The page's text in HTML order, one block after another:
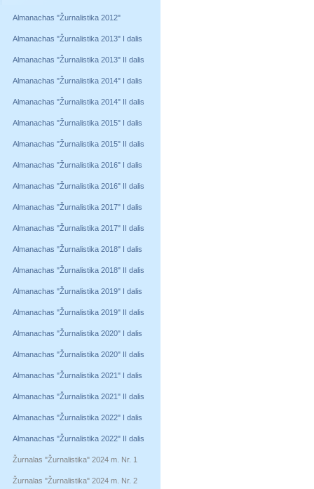
Almanachas "Žurnalistika 2012"
Almanachas "Žurnalistika 2013" I dalis
Almanachas "Žurnalistika 2013" II dalis
Almanachas "Žurnalistika 2014" I dalis
Almanachas "Žurnalistika 2014" II dalis
Almanachas "Žurnalistika 2015" I dalis
Almanachas "Žurnalistika 2015" II dalis
Almanachas "Žurnalistika 2016" I dalis
Almanachas "Žurnalistika 2016" II dalis
Almanachas "Žurnalistika 2017" I dalis
Almanachas "Žurnalistika 2017" II dalis
Almanachas "Žurnalistika 2018" I dalis
Almanachas "Žurnalistika 2018" II dalis
Almanachas "Žurnalistika 2019" I dalis
Almanachas "Žurnalistika 2019" II dalis
Almanachas "Žurnalistika 2020" I dalis
Almanachas "Žurnalistika 2020" II dalis
Almanachas "Žurnalistika 2021" I dalis
Almanachas "Žurnalistika 2021" II dalis
Almanachas "Žurnalistika 2022" I dalis
Almanachas "Žurnalistika 2022" II dalis
Žurnalas "Žurnalistika" 2024 m. Nr. 1
Žurnalas "Žurnalistika" 2024 m. Nr. 2